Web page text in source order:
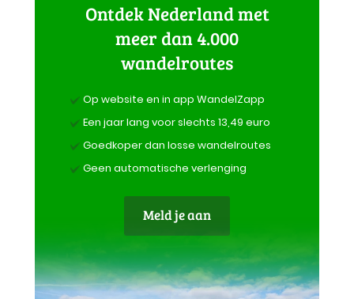
Ontdek Nederland met
meer dan 4.000
wandelroutes
Op website en in app WandelZapp
Een jaar lang voor slechts 13,49 euro
Goedkoper dan losse wandelroutes
Geen automatische verlenging
Meld je aan